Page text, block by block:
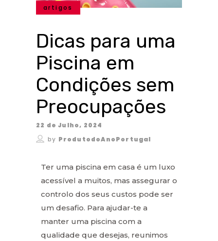
artigos
Dicas para uma
Piscina em
Condições sem
Preocupações
22 de Julho, 2024
by ProdutodoAnoPortugal
Ter uma piscina em casa é um luxo
acessível a muitos, mas assegurar o
controlo dos seus custos pode ser
um desafio. Para ajudar-te a
manter uma piscina com a
qualidade que desejas, reunimos